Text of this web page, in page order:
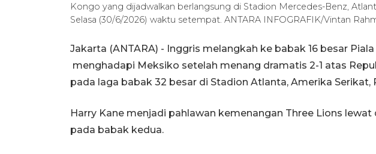
Kongo yang dijadwalkan berlangsung di Stadion Mercedes-Benz,
Selasa (30/6/2026) waktu setempat. ANTARA INFOGRAFIK/Vintan
Jakarta (ANTARA) - Inggris melangkah ke babak 16 besar
menghadapi Meksiko setelah menang dramatis 2-1 atas
pada laga babak 32 besar di Stadion Atlanta, Amerika Serikat,
Harry Kane menjadi pahlawan kemenangan Three Lions
pada babak kedua.